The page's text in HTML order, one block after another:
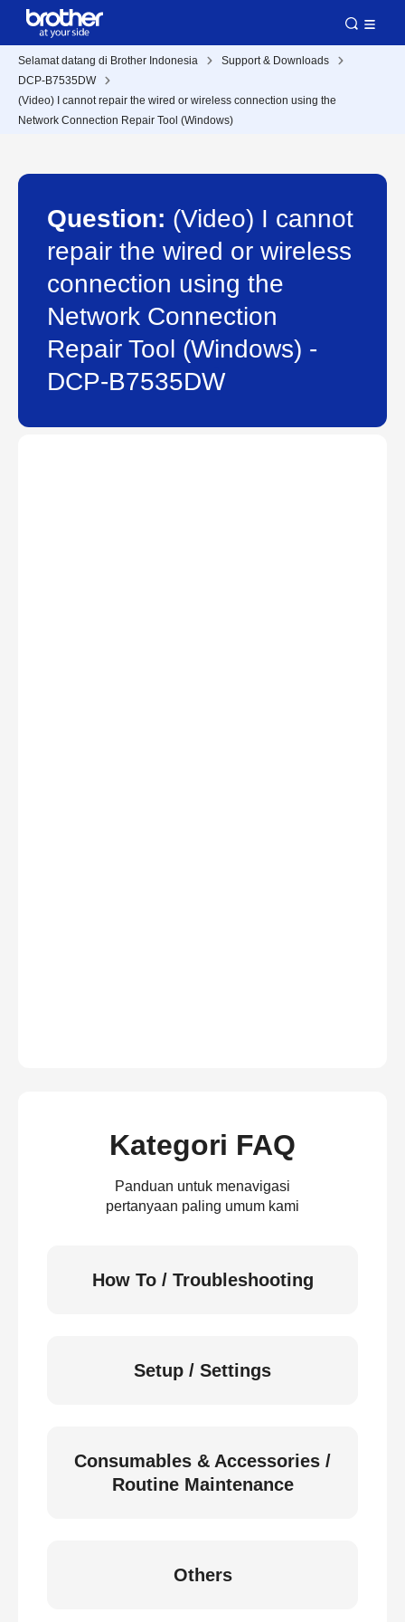
Selamat datang di Brother Indonesia
Support & Downloads
DCP-B7535DW
(Video) I cannot repair the wired or wireless connection using the
Network Connection Repair Tool (Windows)
Question: (Video) I cannot
repair the wired or wireless
connection using the
Network Connection
Repair Tool (Windows) -
DCP-B7535DW
Kategori FAQ
Panduan untuk menavigasi
pertanyaan paling umum kami
How To / Troubleshooting
Setup / Settings
Consumables & Accessories /
Routine Maintenance
Others